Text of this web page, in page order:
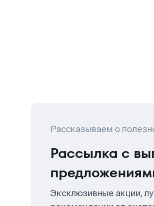
Рассказываем о
Рассылка с
Эксклюзивные акции,